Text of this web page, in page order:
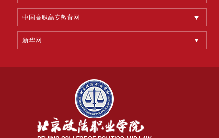
中国高职高专教育网
新华网